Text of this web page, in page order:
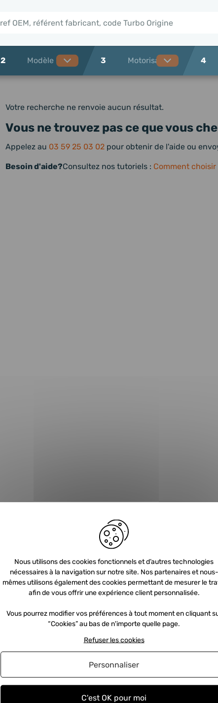
2 3 4
Votre recherche ne renvoie aucun résultat.
Vous ne trouvez pas ce que vous
Appelez au 03 59 25 03 02 pour obtenir de l'aide ou
Besoin d'aide?Consultez nos tutoriels : Comment
Newsletter
Inscrivez-vous et recevez nos offres et
Nous utilisons des cookies fonctionnels et d’autres technologies
nécessaires à la navigation sur notre site. Nos partenaires et nous-
mêmes utilisons également des cookies permettant de mesurer le
afin de vous offrir une expérience client personnalisée.
Vous pourrez modifier vos préférences à tout moment en cliquant
“Cookies” au bas de n'importe quelle page.
C'est OK pour moi
Refuser les cookies
Personnaliser